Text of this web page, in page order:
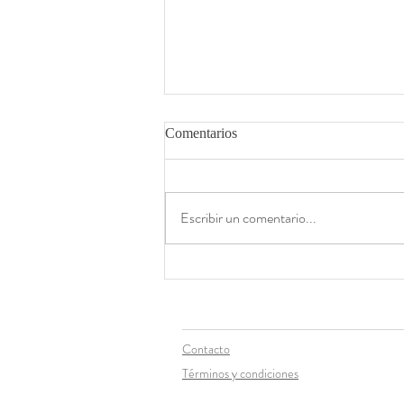
Comentarios
Escribir un comentario...
Contacto
Términos y condiciones